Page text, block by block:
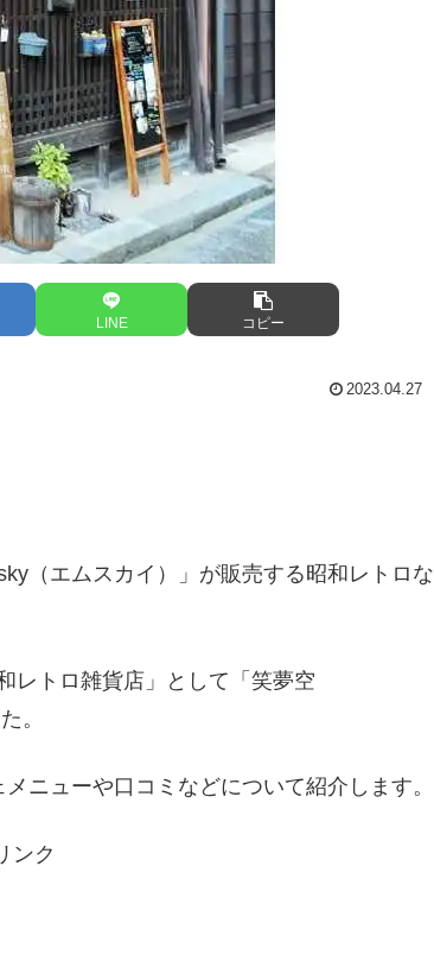
LINE コピー
2023.04.27
（エムスカイ）」が販売する昭和レトロな
レトロ雑貨店」として「笑夢空
。
ニューや口コミなどについて紹介します。
ンク